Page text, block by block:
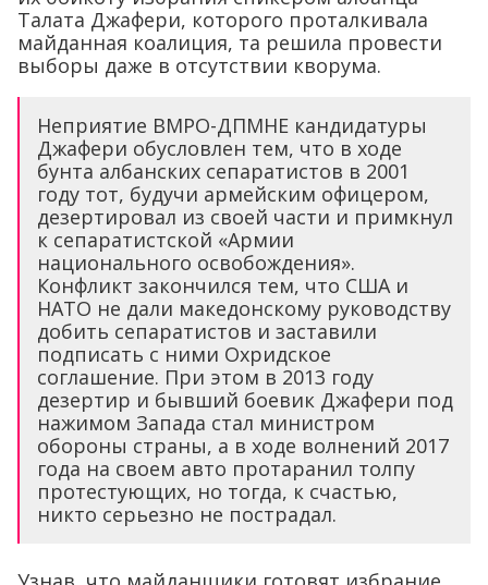
Талата Джафери, которого проталкивала
майданная коалиция, та решила провести
выборы даже в отсутствии кворума.
Неприятие ВМРО-ДПМНЕ кандидатуры
Джафери обусловлен тем, что в ходе
бунта албанских сепаратистов в 2001
году тот, будучи армейским офицером,
дезертировал из своей части и примкнул
к сепаратистской «Армии
национального освобождения».
Конфликт закончился тем, что США и
НАТО не дали македонскому руководству
добить сепаратистов и заставили
подписать с ними Охридское
соглашение. При этом в 2013 году
дезертир и бывший боевик Джафери под
нажимом Запада стал министром
обороны страны, а в ходе волнений 2017
года на своем авто протаранил толпу
протестующих, но тогда, к счастью,
никто серьезно не пострадал.